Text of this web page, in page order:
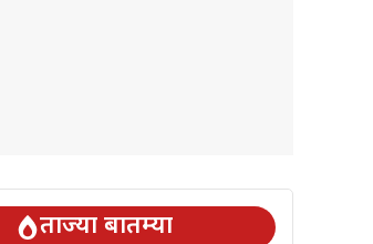
ताज्या बातम्या